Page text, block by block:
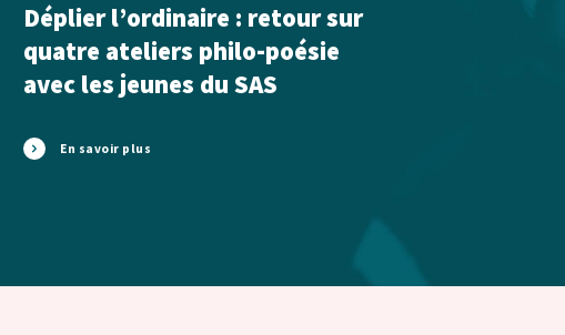
Déplier l’ordinaire : retour sur
quatre ateliers philo-poésie
avec les jeunes du SAS
En savoir plus